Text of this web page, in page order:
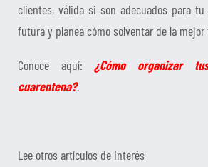
clientes, válida si son adecuados para
futura y planea cómo solventar de la
Conoce aquí: ¿Cómo organizar
cuarentena?.
Lee otros artículos de interés